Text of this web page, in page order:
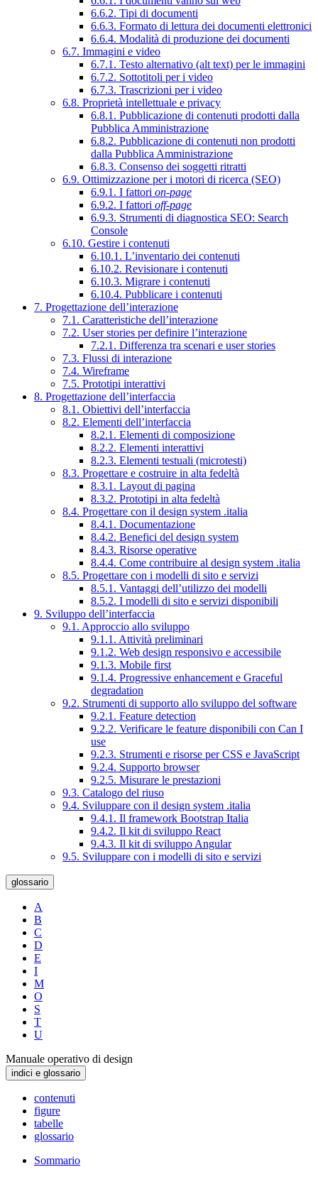
6.6.2. Tipi di documenti
6.6.3. Formato di lettura dei documenti elettronici
6.6.4. Modalità di produzione dei documenti
6.7. Immagini e video
6.7.1. Testo alternativo (alt text) per le immagini
6.7.2. Sottotitoli per i video
6.7.3. Trascrizioni per i video
6.8. Proprietà intellettuale e privacy
6.8.1. Pubblicazione di contenuti prodotti dalla
Pubblica Amministrazione
6.8.2. Pubblicazione di contenuti non prodotti
dalla Pubblica Amministrazione
6.8.3. Consenso dei soggetti ritratti
6.9. Ottimizzazione per i motori di ricerca (SEO)
6.9.1. I fattori on-page
6.9.2. I fattori off-page
6.9.3. Strumenti di diagnostica SEO: Search
Console
6.10. Gestire i contenuti
6.10.1. L’inventario dei contenuti
6.10.2. Revisionare i contenuti
6.10.3. Migrare i contenuti
6.10.4. Pubblicare i contenuti
7. Progettazione dell’interazione
7.1. Caratteristiche dell’interazione
7.2. User stories per definire l’interazione
7.2.1. Differenza tra scenari e user stories
7.3. Flussi di interazione
7.4. Wireframe
7.5. Prototipi interattivi
8. Progettazione dell’interfaccia
8.1. Obiettivi dell’interfaccia
8.2. Elementi dell’interfaccia
8.2.1. Elementi di composizione
8.2.2. Elementi interattivi
8.2.3. Elementi testuali (microtesti)
8.3. Progettare e costruire in alta fedeltà
8.3.1. Layout di pagina
8.3.2. Prototipi in alta fedeltà
8.4. Progettare con il design system .italia
8.4.1. Documentazione
8.4.2. Benefici del design system
8.4.3. Risorse operative
8.4.4. Come contribuire al design system .italia
8.5. Progettare con i modelli di sito e servizi
8.5.1. Vantaggi dell’utilizzo dei modelli
8.5.2. I modelli di sito e servizi disponibili
9. Sviluppo dell’interfaccia
9.1. Approccio allo sviluppo
9.1.1. Attività preliminari
9.1.2. Web design responsivo e accessibile
9.1.3. Mobile first
9.1.4. Progressive enhancement e Graceful
degradation
9.2. Strumenti di supporto allo sviluppo del software
9.2.1. Feature detection
9.2.2. Verificare le feature disponibili con Can I
use
9.2.3. Strumenti e risorse per CSS e JavaScript
9.2.4. Supporto browser
9.2.5. Misurare le prestazioni
9.3. Catalogo del riuso
9.4. Sviluppare con il design system .italia
9.4.1. Il framework Bootstrap Italia
9.4.2. Il kit di sviluppo React
9.4.3. Il kit di sviluppo Angular
9.5. Sviluppare con i modelli di sito e servizi
glossario
A
B
C
D
E
I
M
O
S
T
U
Manuale operativo di design
indici e glossario
contenuti
figure
tabelle
glossario
Sommario